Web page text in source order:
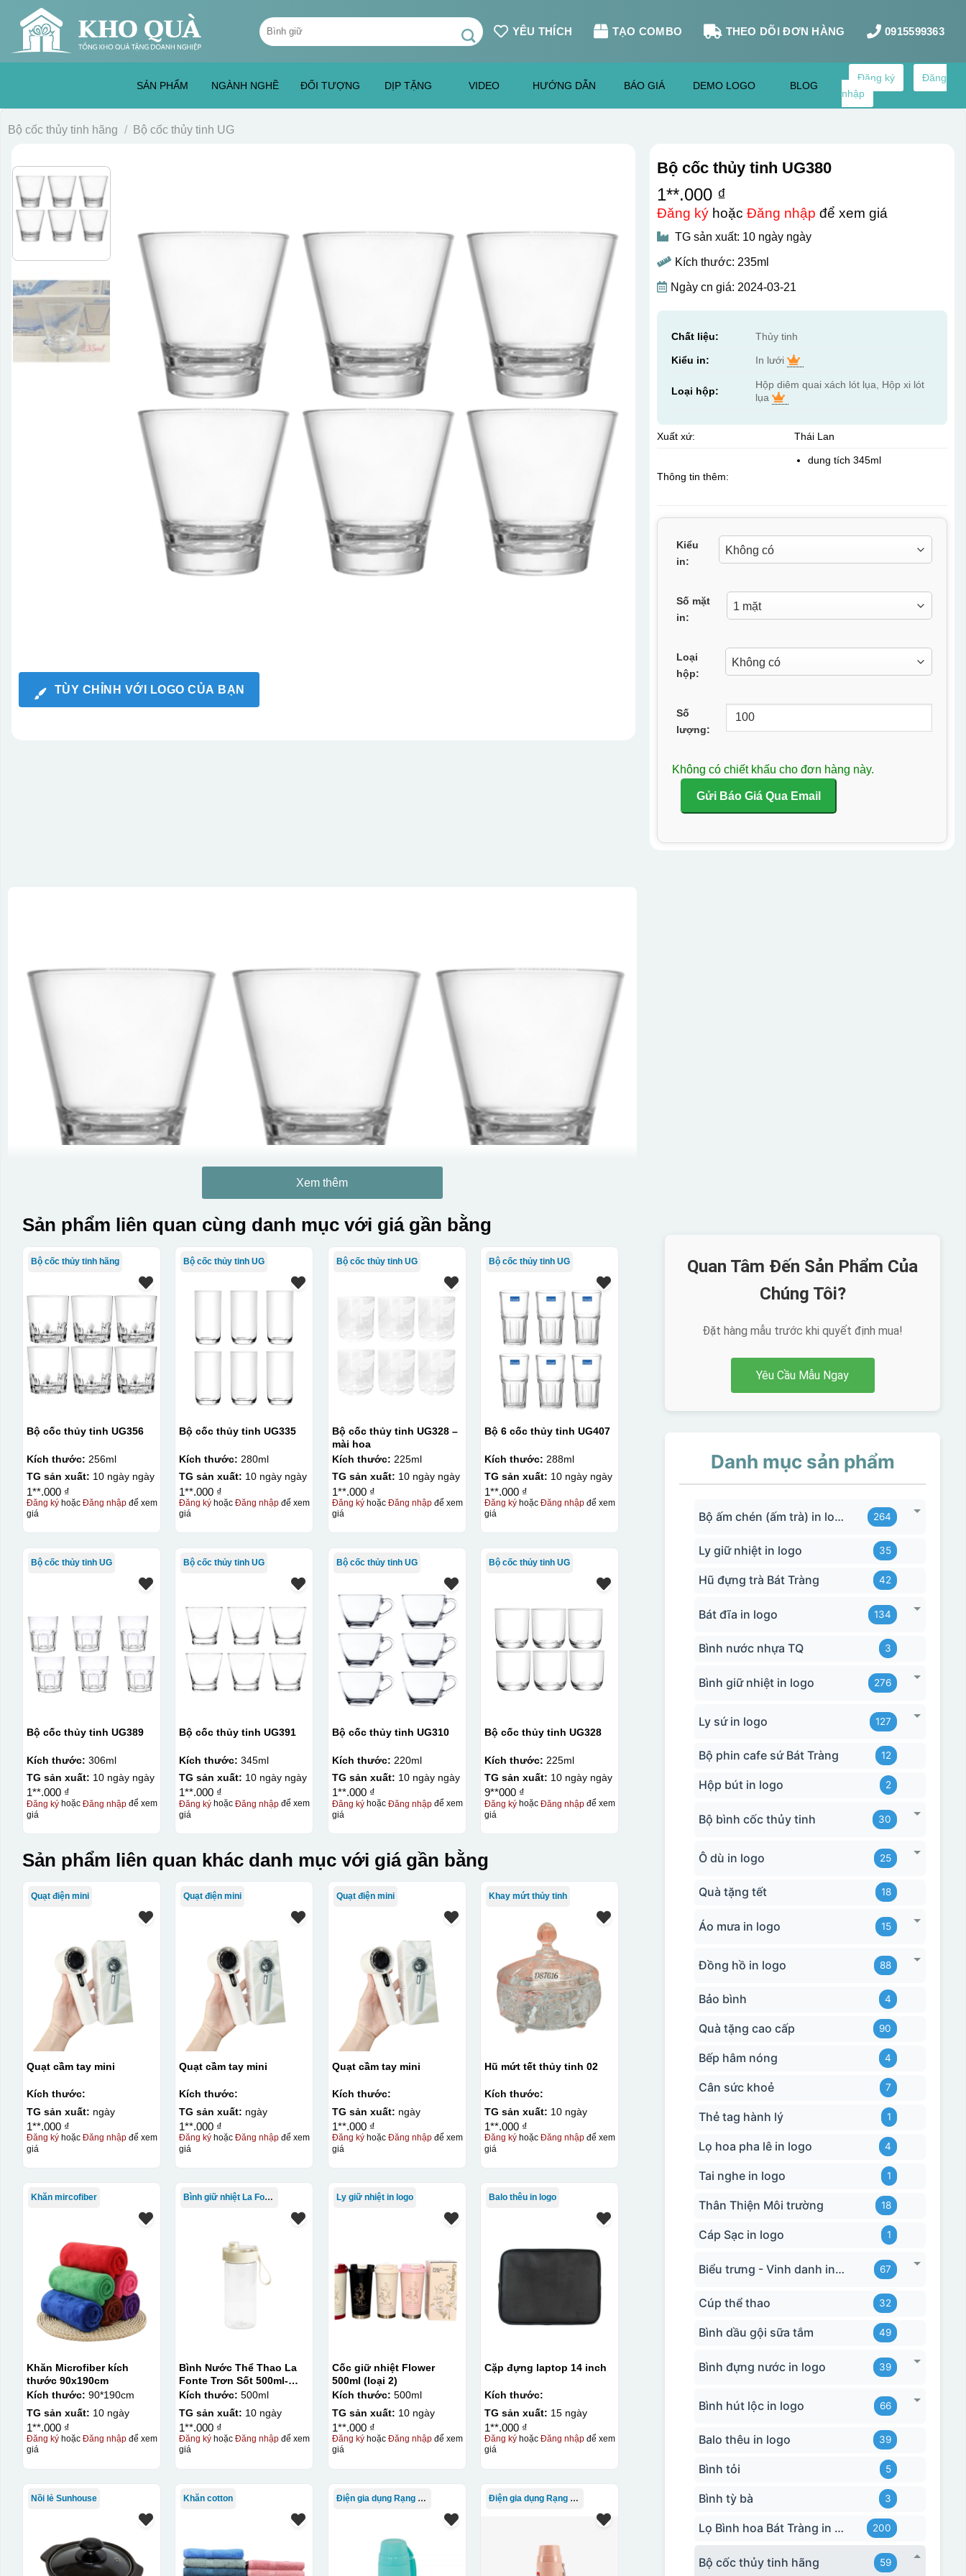
content
Tìm
kiếm:
YÊU THÍCH TẠO COMBO THEO DÕI ĐƠN HÀNG 0915599363
SẢN PHẨM NGÀNH NGHỀ ĐỐI TƯỢNG DỊP TẶNG VIDEO HƯỚNG DẪN BÁO GIÁ DEMO LOGO BLOG
Đăng ký
Đăng
nhập
Bộ cốc thủy tinh hãng / Bộ cốc thủy tinh UG
TÙY CHỈNH VỚI LOGO CỦA BẠN
Bộ cốc thủy tinh UG380
1**.000 ₫
Đăng kýhoặc Đăng nhập để xem giá
TG sản xuất: 10 ngày ngày
Kích thước: 235ml
Ngày cn giá: 2024-03-21
Chất liệu: Thủy tinh
Kiểu in: In lưới
Loại hộp:
Hộp diêm quai xách lót lụa, Hộp xi lót
lụa
Xuất xứ: Thái Lan
Thông tin thêm:
dung tích 345ml
Kiểu
in:
Số mặt
in:
Loại
hộp:
Số
lượng:
Không có chiết khấu cho đơn hàng này.
Gửi Báo Giá Qua Email
Kiểu in:
In lưới (silk screen printing) trong ngành quà tặng là kỹ thuật in ấn sử dụng một tấm lưới được phủ hóa chất cảm quang,
trong đó hình ảnh cần in được phơi sáng tạo thành khuôn. Mực in được đẩy qua các lỗ nhỏ trên lưới bằng một thanh gạt
phép in được nhiều màu sắc khác nhau, độ bền cao, có thể in trên nhiều chất liệu và phù hợp cho sản xuất số lượng
lớn, tuy nhiên đòi hỏi quy trình chuẩn bị kỹ lưỡng và chi phí setup ban đầu tương đối cao.
Kiểu hộp:
Hộp diêm quai xách lót lụa
Xem thêm
Sản phẩm liên quan cùng danh mục với giá gần bằng
Bộ cốc thủy tinh hãng
Bộ cốc thủy tinh UG356
Kích thước: 256ml
TG sản xuất: 10 ngày ngày
1**.000 ₫
Đăng kýhoặc Đăng nhậpđể xem
giá
Bộ cốc thủy tinh UG
Bộ cốc thủy tinh UG335
Kích thước: 280ml
TG sản xuất: 10 ngày ngày
1**.000 ₫
Đăng ký hoặcĐăng nhập để xem
giá
Bộ cốc thủy tinh UG
Bộ cốc thủy tinh UG328 –
mài hoa
Kích thước: 225ml
TG sản xuất: 10 ngày ngày
1**.000 ₫
Đăng kýhoặc Đăng nhậpđể xem
giá
Bộ cốc thủy tinh UG
Bộ 6 cốc thủy tinh UG407
Kích thước: 288ml
TG sản xuất: 10 ngày ngày
1**.000 ₫
Đăng ký hoặcĐăng nhập để xem
giá
Bộ cốc thủy tinh UG
Bộ cốc thủy tinh UG389
Kích thước: 306ml
TG sản xuất: 10 ngày ngày
1**.000 ₫
Đăng kýhoặc Đăng nhậpđể xem
giá
Bộ cốc thủy tinh UG
Bộ cốc thủy tinh UG391
Kích thước: 345ml
TG sản xuất: 10 ngày ngày
1**.000 ₫
Đăng ký hoặcĐăng nhập để xem
giá
Bộ cốc thủy tinh UG
Bộ cốc thủy tinh UG310
Kích thước: 220ml
TG sản xuất: 10 ngày ngày
1**.000 ₫
Đăng kýhoặc Đăng nhậpđể xem
giá
Bộ cốc thủy tinh UG
Bộ cốc thủy tinh UG328
Kích thước: 225ml
TG sản xuất: 10 ngày ngày
9**000 ₫
Đăng ký hoặcĐăng nhập để xem
giá
Sản phẩm liên quan khác danh mục với giá gần bằng
Quạt điện mini
Quạt cầm tay mini
Kích thước:
TG sản xuất: ngày
1**.000 ₫
Đăng kýhoặc Đăng nhậpđể xem
giá
Quạt điện mini
Quạt cầm tay mini
Kích thước:
TG sản xuất: ngày
1**.000 ₫
Đăng ký hoặcĐăng nhập để xem
giá
Quạt điện mini
Quạt cầm tay mini
Kích thước:
TG sản xuất: ngày
1**.000 ₫
Đăng kýhoặc Đăng nhậpđể xem
giá
Khay mứt thủy tinh
Hũ mứt tết thủy tinh 02
Kích thước:
TG sản xuất: 10 ngày
1**.000 ₫
Đăng ký hoặcĐăng nhập để xem
giá
Khăn mircofiber
Khăn Microfiber kích
thước 90x190cm
Kích thước: 90*190cm
TG sản xuất: 10 ngày
1**.000 ₫
Đăng kýhoặc Đăng nhậpđể xem
giá
Bình giữ nhiệt La Fonte
Bình Nước Thể Thao La
Fonte Trơn Sốt 500ml-
010009
Kích thước: 500ml
TG sản xuất: 10 ngày
1**.000 ₫
Đăng ký hoặcĐăng nhập để xem
giá
Ly giữ nhiệt in logo
Cốc giữ nhiệt Flower
500ml (loại 2)
Kích thước: 500ml
TG sản xuất: 10 ngày
1**.000 ₫
Đăng kýhoặc Đăng nhậpđể xem
giá
Balo thêu in logo
Cặp đựng laptop 14 inch
Kích thước:
TG sản xuất: 15 ngày
1**.000 ₫
Đăng ký hoặcĐăng nhập để xem
giá
Nồi lẻ Sunhouse Khăn cotton Điện gia dụng Rạng Đông Điện gia dụng Rạng Đông
Quan Tâm Đến Sản Phẩm Của
Chúng Tôi?
Đặt hàng mẫu trước khi quyết định mua!
Yêu Cầu Mẫu Ngay
Danh mục sản phẩm
Bộ ấm chén (ấm trà) in logo 264
Ly giữ nhiệt in logo 35
Hũ đựng trà Bát Tràng 42
Bát đĩa in logo 134
Bình nước nhựa TQ 3
Bình giữ nhiệt in logo 276
Ly sứ in logo 127
Bộ phin cafe sứ Bát Tràng 12
Hộp bút in logo 2
Bộ bình cốc thủy tinh 30
Ô dù in logo 25
Quà tặng tết 18
Áo mưa in logo 15
Đồng hồ in logo 88
Bảo bình 4
Quà tặng cao cấp 90
Bếp hâm nóng 4
Cân sức khoẻ 7
Thẻ tag hành lý 1
Lọ hoa pha lê in logo 4
Tai nghe in logo 1
Thân Thiện Môi trường 18
Cáp Sạc in logo 1
Biểu trưng - Vinh danh in logo 67
Cúp thể thao 32
Bình dầu gội sữa tắm 49
Bình đựng nước in logo 39
Bình hút lộc in logo 66
Balo thêu in logo 39
Bình tỏi 5
Bình tỳ bà 3
Lọ Bình hoa Bát Tràng in logo 200
Bộ cốc thủy tinh hãng 59